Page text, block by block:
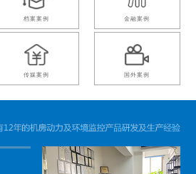
档案案例 金融案例
传媒案例 国外案例